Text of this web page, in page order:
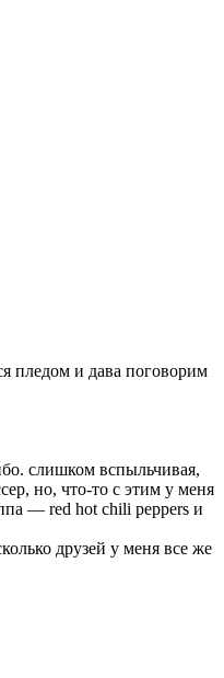
пледом и дава поговорим
слишком вспыльчивая,
но, что-то с этим у меня
— red hot chili peppers и
друзей у меня все же